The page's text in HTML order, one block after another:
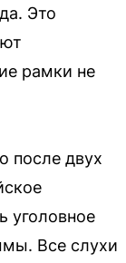
Это
рамки не
после двух
уголовное
Все слухи